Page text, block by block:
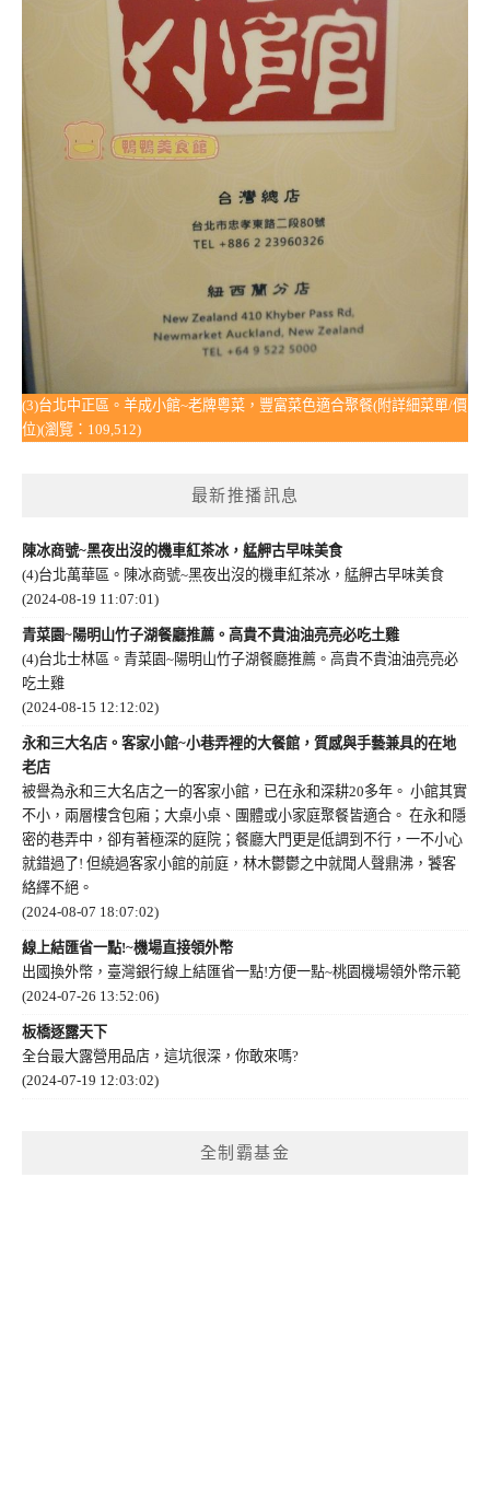
(3)台北中正區。羊成小館~老牌粵菜，豐富菜色適合聚餐(附詳細菜單/價
位)(瀏覽：109,512)
最新推播訊息
陳冰商號~黑夜出沒的機車紅茶冰，艋舺古早味美食
(4)台北萬華區。陳冰商號~黑夜出沒的機車紅茶冰，艋舺古早味美食
(2024-08-19 11:07:01)
青菜園~陽明山竹子湖餐廳推薦。高貴不貴油油亮亮必吃土雞
(4)台北士林區。青菜園~陽明山竹子湖餐廳推薦。高貴不貴油油亮亮必
吃土雞
(2024-08-15 12:12:02)
永和三大名店。客家小館~小巷弄裡的大餐館，質感與手藝兼具的在地
老店
被譽為永和三大名店之一的客家小館，已在永和深耕20多年。 小館其實
不小，兩層樓含包廂；大桌小桌、團體或小家庭聚餐皆適合。 在永和隱
密的巷弄中，卻有著極深的庭院；餐廳大門更是低調到不行，一不小心
就錯過了! 但繞過客家小館的前庭，林木鬱鬱之中就聞人聲鼎沸，饕客
絡繹不絕。
(2024-08-07 18:07:02)
線上結匯省一點!~機場直接領外幣
出國換外幣，臺灣銀行線上結匯省一點!方便一點~桃園機場領外幣示範
(2024-07-26 13:52:06)
板橋逐露天下
全台最大露營用品店，這坑很深，你敢來嗎?
(2024-07-19 12:03:02)
全制霸基金